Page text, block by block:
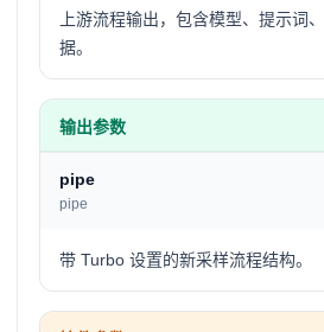
上游流程输出，包含模型、提示词
据。
输出参数
pipe
pipe
带 Turbo 设置的新采样流程结构。